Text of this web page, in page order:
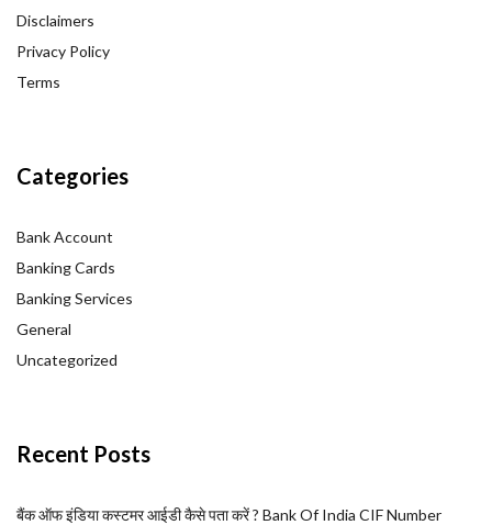
Disclaimers
Privacy Policy
Terms
Categories
Bank Account
Banking Cards
Banking Services
General
Uncategorized
Recent Posts
बैंक ऑफ इंडिया कस्टमर आईडी कैसे पता करें ? Bank Of India CIF Number